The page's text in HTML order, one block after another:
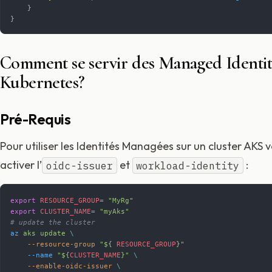
    }
}
Comment se servir des Managed
Kubernetes?
Pré-Requis
Pour utiliser les Identités Managées sur un cluster AKS
activer l’ oidc-issuer et workload-identity :
export RESOURCE_GROUP= "MyRg"
export CLUSTER_NAME= "myAks"
# update the cluster
az aks update \
    --resource-group
"${ RESOURCE_GROUP}"
    --name
"${CLUSTER_NAME}"
\
    --enable-oidc-issuer
\